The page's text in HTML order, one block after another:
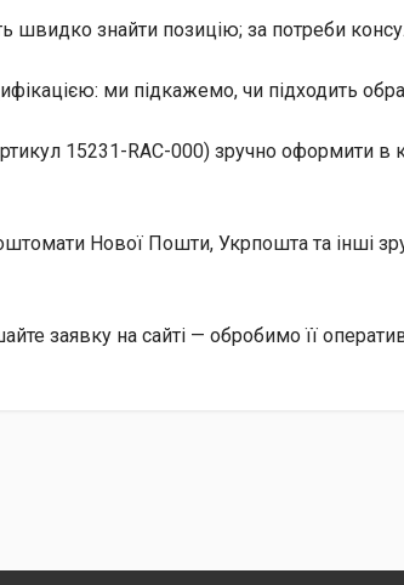
знайти позицію; за потреби
ми підкажемо, чи підходить
15231-RAC-000) зручно оформити
Нової Пошти, Укрпошта та інші
заявку на сайті — обробимо її